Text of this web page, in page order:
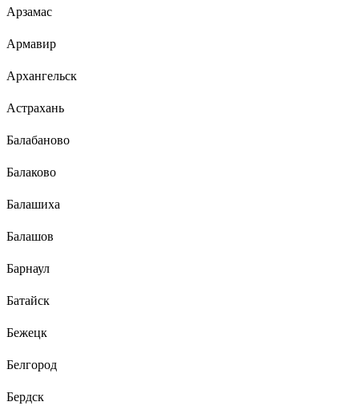
Арзамас
Армавир
Архангельск
Астрахань
Балабаново
Балаково
Балашиха
Балашов
Барнаул
Батайск
Бежецк
Белгород
Бердск